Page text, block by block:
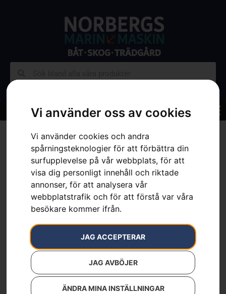
Vi använder oss av cookies
Vi använder cookies och andra
spårningsteknologier för att förbättra din
surfupplevelse på vår webbplats, för att
visa dig personligt innehåll och riktade
annonser, för att analysera vår
webbplatstrafik och för att förstå var våra
besökare kommer ifrån.
JAG ACCEPTERAR
JAG AVBÖJER
ÄNDRA MINA INSTÄLLNINGAR
» Sortiment » Skärutrustning Motorsågssvärd
3/8″, X-Tough, solitt, stor infästning, 18″